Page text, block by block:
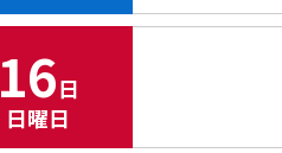
16日
日曜日